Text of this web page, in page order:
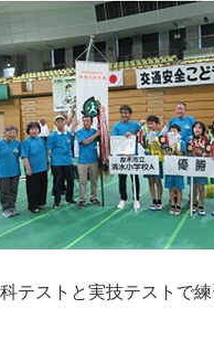
テストと実技テストで